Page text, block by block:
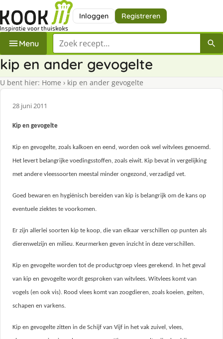
Inloggen Registreren
Menu Zoek een recept
kip en ander gevogelte
U bent hier: Home › kip en ander gevogelte
28 juni 2011
Kip en gevogelte
Kip en gevogelte, zoals kalkoen en eend, worden ook wel witvlees genoemd.
Het levert belangrijke voedingsstoffen, zoals eiwit. Kip bevat in vergelijking
met andere vleessoorten meestal minder ongezond, verzadigd vet.
Goed bewaren en hygiënisch bereiden van kip is belangrijk om de kans op
eventuele ziektes te voorkomen.
Er zijn allerlei soorten kip te koop, die van elkaar verschillen op punten als
dierenwelzijn en milieu. Keurmerken geven inzicht in deze verschillen.
Kip en gevogelte worden tot de productgroep vlees gerekend. In het geval
van kip en gevogelte wordt gesproken van witvlees. Witvlees komt van
vogels (en ook vis). Rood vlees komt van zoogdieren, zoals koeien, geiten,
schapen en varkens.
Kip en gevogelte zitten in de Schijf van Vijf in het vak zuivel, vlees,